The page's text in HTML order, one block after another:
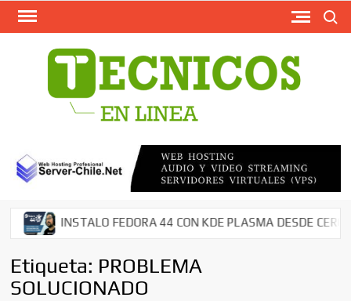
Saltar
en
INSTALO FEDORA 44 CON KDE PLASMA DESDE CERO EN
Etiqueta: PROBLEMA
SOLUCIONADO